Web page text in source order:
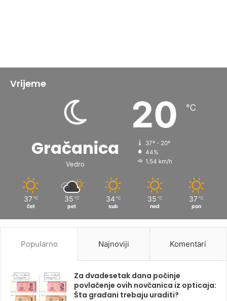
Vrijeme
Gračanica
Vedro
20 ℃
37º - 20º
44%
1.54 km/h
37 ℃
čet
35 ℃
pet
34 ℃
sub
35 ℃
ned
37 ℃
pon
Popularno Najnoviji Komentari
Za dvadesetak dana počinje
povlačenje ovih novčanica iz opticaja:
Šta građani trebaju uraditi?